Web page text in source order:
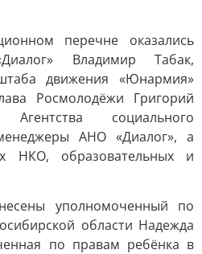
перечне оказались
Владимир Табак,
движения «Юнармия»
Росмолодёжи Григорий
социального
АНО «Диалог», а
НКО, образовательных и
уполномоченный по
области Надежда
по правам ребёнка в